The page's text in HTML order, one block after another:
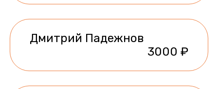
Дмитрий Падежнов
3000 ₽